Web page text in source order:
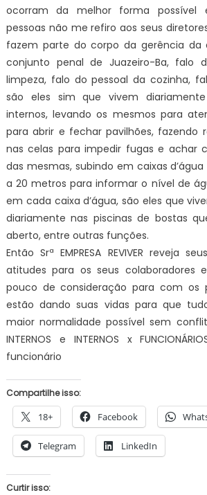
ocorram da melhor forma possível
pessoas não me refiro aos seus
fazem parte do corpo da gerência da
conjunto penal de Juazeiro-Ba, falo
limpeza, falo do pessoal da cozinha,
são eles sim que vivem
internos, levando os mesmos para
para abrir e fechar pavilhões, fazendo
nas celas para impedir fugas e achar
das mesmas, subindo em caixas
a 20 metros para informar o nível de
em cada caixa d’água, são eles que
diariamente nas piscinas de bostas
aberto, entre outras funções.
Então Srª EMPRESA REVIVER reveja
atitudes para os seus colaboradores
pouco de consideração para com os
estão dando suas vidas para que
maior normalidade possível sem
INTERNOS e INTERNOS x
funcionário
Compartilhe isso:
18+ Facebook
Telegram LinkedIn
Curtir isso: